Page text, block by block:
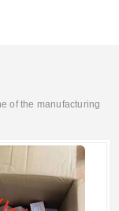
of the manufacturing